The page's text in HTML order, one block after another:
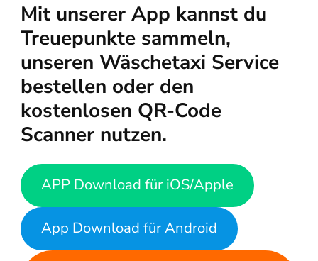
Mit unserer App kannst du
Treuepunkte sammeln,
unseren Wäschetaxi Service
bestellen oder den
kostenlosen QR-Code
Scanner nutzen.
APP Download für iOS/Apple
App Download für Android